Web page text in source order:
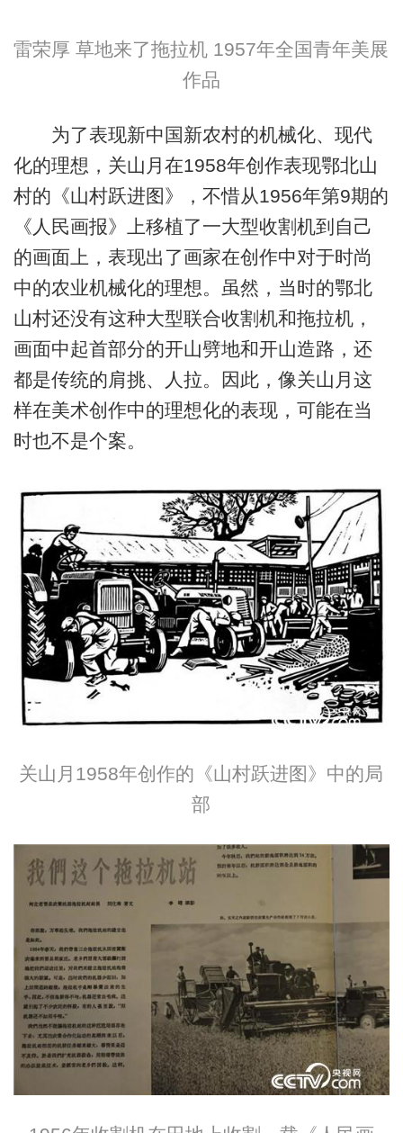
雷荣厚 草地来了拖拉机 1957年全国青年美展
作品
为了表现新中国新农村的机械化、现代
化的理想，关山月在1958年创作表现鄂北山
村的《山村跃进图》，不惜从1956年第9期的
《人民画报》上移植了一大型收割机到自己
的画面上，表现出了画家在创作中对于时尚
中的农业机械化的理想。虽然，当时的鄂北
山村还没有这种大型联合收割机和拖拉机，
画面中起首部分的开山劈地和开山造路，还
都是传统的肩挑、人拉。因此，像关山月这
样在美术创作中的理想化的表现，可能在当
时也不是个案。
关山月1958年创作的《山村跃进图》中的局
部